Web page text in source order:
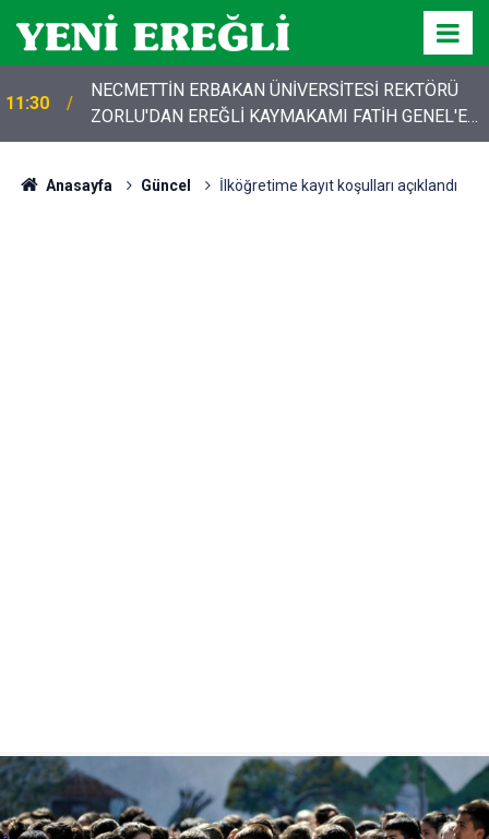
11:30
NECMETTİN ERBAKAN ÜNİVERSİTESİ REKTÖRÜ
ZORLU'DAN EREĞLİ KAYMAKAMI FATİH GENEL'E
HAYIRLI OLSUN ZİYARETİ
Anasayfa Güncel İlköğretime kayıt koşulları açıklandı